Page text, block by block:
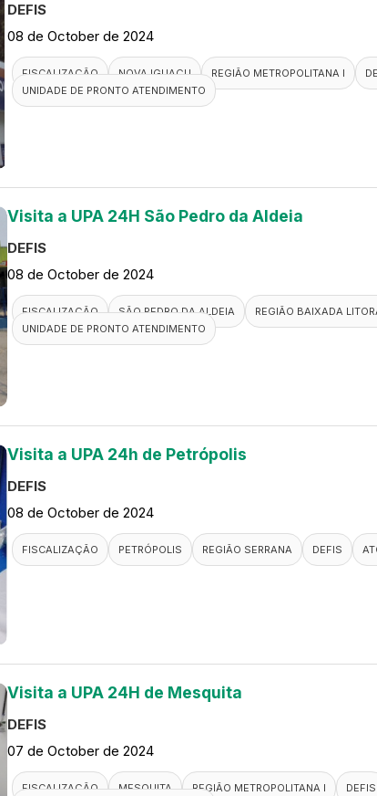
DEFIS
08 de October de 2024
FISCALIZAÇÃO NOVA IGUAÇU REGIÃO METROPOLITANA I
UNIDADE DE PRONTO ATENDIMENTO
Visita a UPA 24H São Pedro da Aldeia
DEFIS
08 de October de 2024
FISCALIZAÇÃO SÃO PEDRO DA ALDEIA REGIÃO BAIXADA
UNIDADE DE PRONTO ATENDIMENTO
Visita a UPA 24h de Petrópolis
DEFIS
08 de October de 2024
FISCALIZAÇÃO PETRÓPOLIS REGIÃO SERRANA DEFIS
Visita a UPA 24H de Mesquita
DEFIS
07 de October de 2024
FISCALIZAÇÃO MESQUITA REGIÃO METROPOLITANA I DEFIS